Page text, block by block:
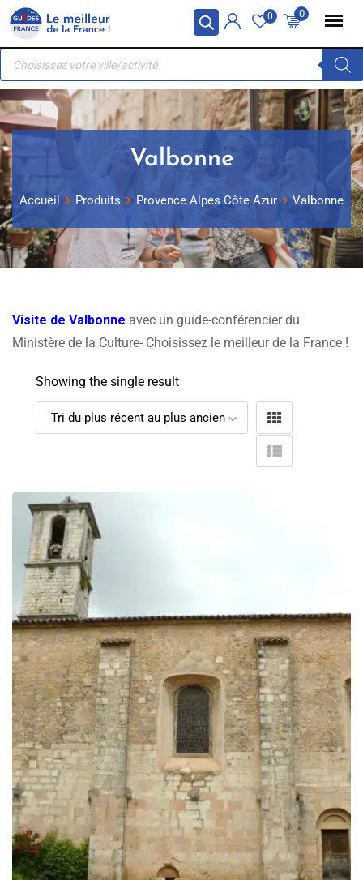
Panneau de gestion des cookies
Skip
content
0
0
Recherche
produits
Valbonne
Accueil Produits Provence Alpes Côte Azur Valbonne
Visite de Valbonne avec un guide-conférencier du
Ministère de la Culture- Choisissez le meilleur de la France !
Showing the single result